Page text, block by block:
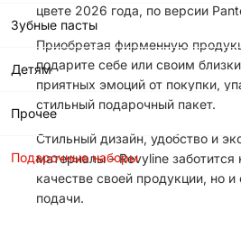
Зубные пасты
Детям
Прочее
Подарочные наборы
цвете 2026 года, по версии
Приобретая фирменную
подарите себе или своим
приятных эмоций от покупки,
стильный подарочный пакет.
Стильный дизайн, удобство и
материалы – Revyline заботится
качестве своей продукции, но и
подачи.